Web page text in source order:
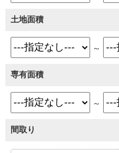
土地面積
～
専有面積
～
間取り